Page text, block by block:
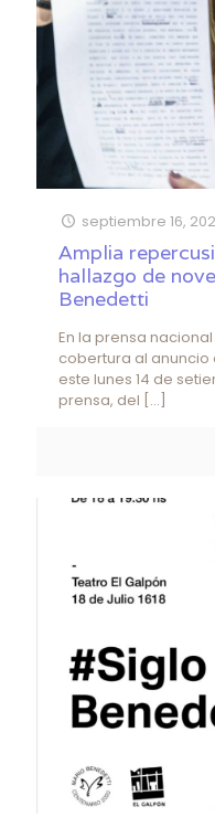
septiembre 16,
Amplia
hallazgo de
Benedetti
En la prensa
cobertura al anuncio
este lunes 14 de
prensa, del […]